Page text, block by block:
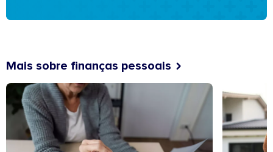
Mais sobre finanças pessoais